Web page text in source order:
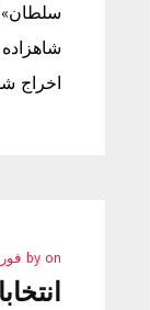
سلطان»
اخراج
by on فوریه